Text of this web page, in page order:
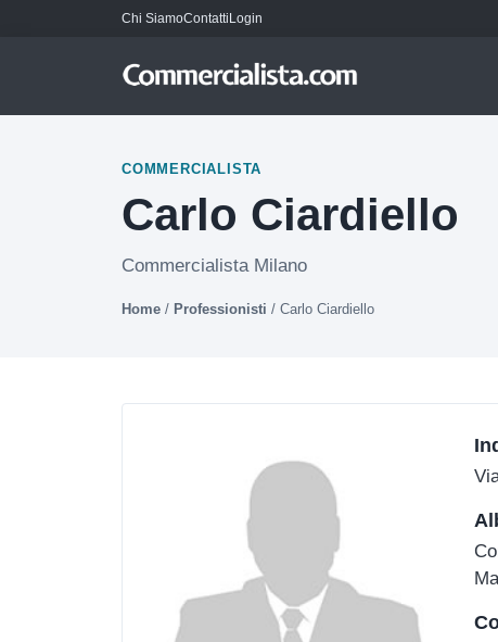
Chi SiamoContattiLogin
COMMERCIALISTA
Carlo Ciardiello
Commercialista Milano
Home / Professionisti / Carlo Ciardiello